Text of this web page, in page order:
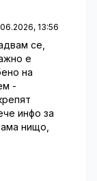
13:56
се,
е
на
-
инфо за
нищо,